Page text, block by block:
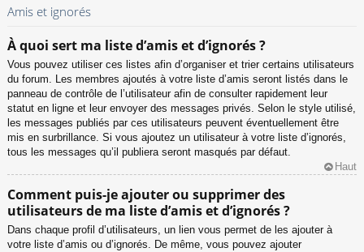
Amis et ignorés
À quoi sert ma liste d’amis et d’ignorés ?
Vous pouvez utiliser ces listes afin d’organiser et trier certains utilisateurs
du forum. Les membres ajoutés à votre liste d’amis seront listés dans le
panneau de contrôle de l’utilisateur afin de consulter rapidement leur
statut en ligne et leur envoyer des messages privés. Selon le style utilisé,
les messages publiés par ces utilisateurs peuvent éventuellement être
mis en surbrillance. Si vous ajoutez un utilisateur à votre liste d’ignorés,
tous les messages qu’il publiera seront masqués par défaut.
Haut
Comment puis-je ajouter ou supprimer des
utilisateurs de ma liste d’amis et d’ignorés ?
Dans chaque profil d’utilisateurs, un lien vous permet de les ajouter à
votre liste d’amis ou d’ignorés. De même, vous pouvez ajouter